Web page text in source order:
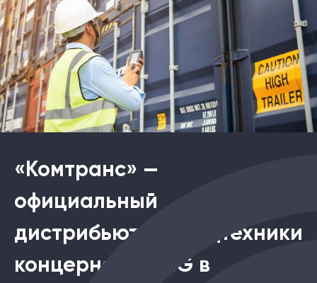
«Комтранс» —
официальный
дистрибьютор спецтехники
концернов XCMG в